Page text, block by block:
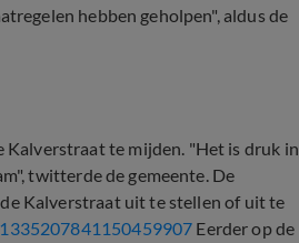
hebben geholpen", aldus de
Kalverstraat te mijden. "Het is druk in
twitterde de gemeente. De
Kalverstraat uit te stellen of uit te
Eerder op de